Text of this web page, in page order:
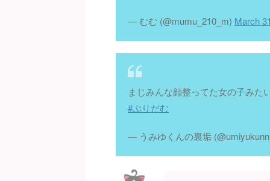
— むむ (@mumu_210_m) March
まじみんな顔整ってた女の子みた
#ぷりだむ
— うみゆくんの裏垢